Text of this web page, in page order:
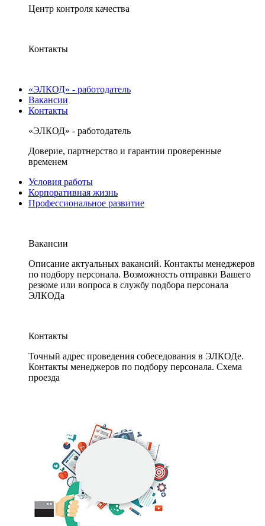
Центр контроля качества
Контакты
«ЭЛКОД» - работодатель
Вакансии
Контакты
«ЭЛКОД» - работодатель
Доверие, партнерство и гарантии проверенные
временем
Условия работы
Корпоративная жизнь
Профессиональное развитие
Вакансии
Описание актуальных вакансий. Контакты менеджеров
по подбору персонала. Возможность отправки Вашего
резюме или вопроса в службу подбора персонала
ЭЛКОДа
Контакты
Точный адрес проведения собеседования в ЭЛКОДе.
Контакты менеджеров по подбору персонала. Схема
проезда